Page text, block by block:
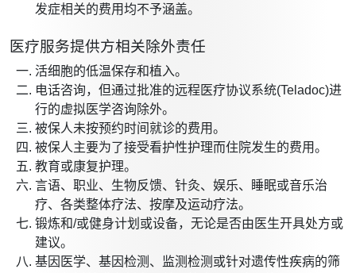
发症相关的费用均不予涵盖。
医疗服务提供方相关除外责任
活细胞的低温保存和植入。
电话咨询，但通过批准的远程医疗协议系统(Teladoc)进
行的虚拟医学咨询除外。
被保人未按预约时间就诊的费用。
被保人主要为了接受看护性护理而住院发生的费用。
教育或康复护理。
言语、职业、生物反馈、针灸、娱乐、睡眠或音乐治
疗、各类整体疗法、按摩及运动疗法。
锻炼和/或健身计划或设备，无论是否由医生开具处方或
建议。
基因医学、基因检测、监测检测或针对遗传性疾病的筛